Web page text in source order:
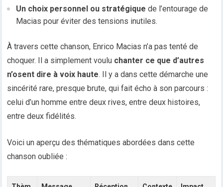
Un choix personnel ou stratégique de l’entourage de
Macias pour éviter des tensions inutiles.
À travers cette chanson, Enrico Macias n’a pas tenté de
choquer. Il a simplement voulu chanter ce que d’autres
n’osent dire à voix haute. Il y a dans cette démarche une
sincérité rare, presque brute, qui fait écho à son parcours :
celui d’un homme entre deux rives, entre deux histoires,
entre deux fidélités.
Voici un aperçu des thématiques abordées dans cette
chanson oubliée :